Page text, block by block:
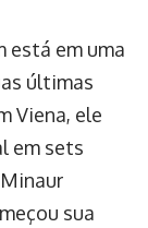
está em uma
últimas
Viena, ele
em sets
sua